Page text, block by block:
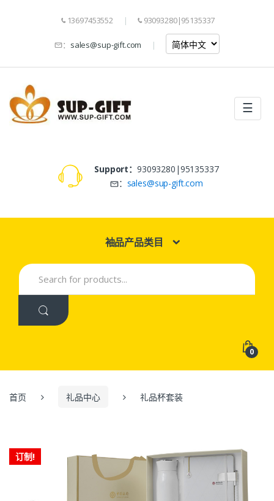
13697453552 93093280|95135337
： sales@sup-gift.com
☰
Support： 93093280|95135337
： sales@sup-gift.com
袖品产品类目
Search
for:
0
首页 礼品中心 礼品杯套装
订制!